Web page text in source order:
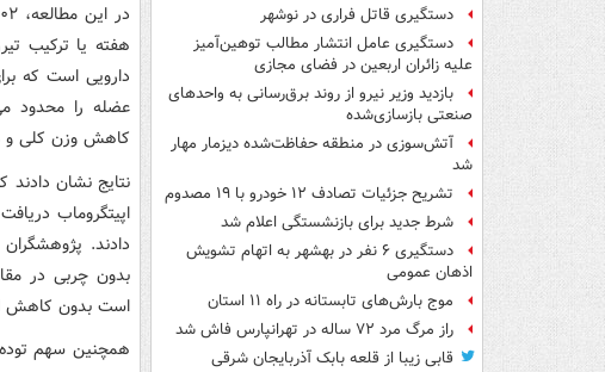
دستگیری قاتل فراری در نوشهر
دستگیری عامل انتشار مطالب توهین‌آمیز
علیه زائران اربعین در فضای مجازی
بازدید وزیر نیرو از روند برق‌رسانی به واحدهای
صنعتی بازسازی‌شده
آتش‌سوزی در منطقه حفاظت‌شده دیزمار مهار
شد
تشریح جزئیات تصادف ۱۲ خودرو با ۱۹ مصدوم
شرط جدید برای بازنشستگی اعلام شد
دستگیری ۶ نفر در بهشهر به اتهام تشویش
اذهان عمومی
موج بارش‌های تابستانه در راه ۱۱ استان
راز مرگ مرد ۷۲ ساله در تهرانپارس فاش شد
قابی زیبا از قلعه بابک آذربایجان شرقی
هفته یا ترکیب
دارویی است که
عضله را محدود
کاهش وزن کلی و
نتایج نشان
بدون چربی در
است بدون کاهش